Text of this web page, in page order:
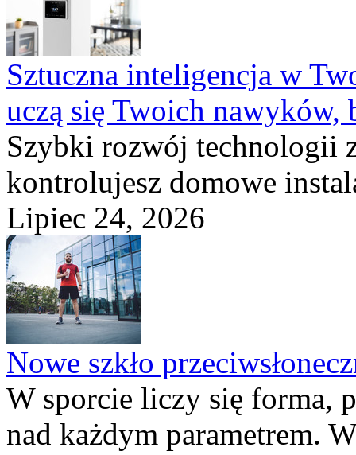
Sztuczna inteligencja w
uczą się Twoich nawyków,
Szybki rozwój technologii
kontrolujesz domowe
Lipiec 24, 2026
Nowe szkło
W sporcie liczy się forma,
nad każdym parametrem.